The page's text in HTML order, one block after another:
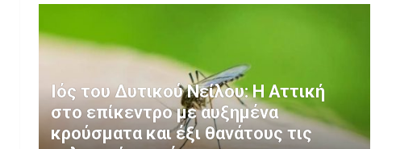
Ιός του Δυτικού Νείλου: Η Αττική
στο επίκεντρο με αυξημένα
κρούσματα και έξι θανάτους τις